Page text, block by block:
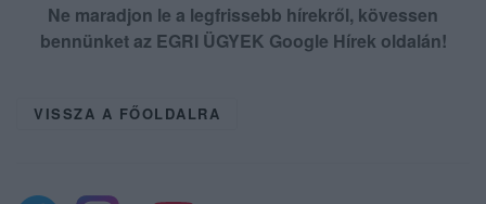
Ne maradjon le a legfrissebb hírekről, kövessen
bennünket az EGRI ÜGYEK Google Hírek oldalán!
VISSZA A FŐOLDALRA